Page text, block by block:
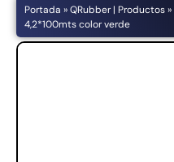
Portada »QRubber | Productos»
4,2*100mts color verde
Productos